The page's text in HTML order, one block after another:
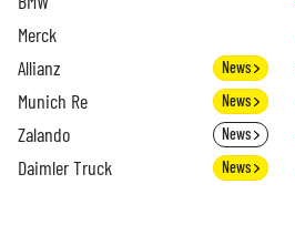
Merck
Allianz News
Munich Re News
Zalando News
Daimler Truck News